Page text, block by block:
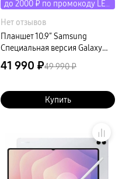
до 2000 ₽ по промокоду LETO
Нет отзывов
Планшет 10.9″ Samsung
Специальная версия Galaxy
Tab S10 Lite LTE 8Gb, 256Gb,
серый (РСТ)
41 990 ₽49 990 ₽
Купить